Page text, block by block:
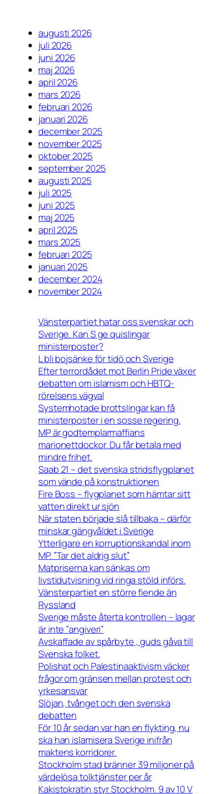
augusti 2026
juli 2026
juni 2026
maj 2026
april 2026
mars 2026
februari 2026
januari 2026
december 2025
november 2025
oktober 2025
september 2025
augusti 2025
juli 2025
juni 2025
maj 2025
april 2025
mars 2025
februari 2025
januari 2025
december 2024
november 2024
Vänsterpartiet hatar oss svenskar och
Sverige. Kan S ge quislingar
ministerposter?
L bli bojsänke för tidö och Sverige
Efter terrordådet mot Berlin Pride växer
debatten om islamism och HBTQ-
rörelsens vägval
Systemhotade brottslingar kan få
ministerposter i en sosse regering.
MP är godtemplarmaffians
marionettdockor. Du får betala med
mindre frihet.
Saab 21 – det svenska stridsflygplanet
som vände på konstruktionen
Fire Boss – flygplanet som hämtar sitt
vatten direkt ur sjön
När staten började slå tillbaka – därför
minskar gängvåldet i Sverige
Ytterligare en korruptionskandal inom
MP. ”Tar det aldrig slut”
Matpriserna kan sänkas om
livstidutvisning vid ringa stöld införs.
Vänsterpartiet en större fiende än
Ryssland
Sverige måste återta kontrollen – lagar
är inte ”angiveri”
Avskaffade av spårbyte , guds gåva till
Svenska folket.
Polishat och Palestinaaktivism väcker
frågor om gränsen mellan protest och
yrkesansvar
Slöjan, tvånget och den svenska
debatten
För 10 år sedan var han en flykting, nu
ska han islamisera Sverige inifrån
maktens korridorer.
Stockholm stad bränner 39 miljoner på
värdelösa tolktjänster per år
Kakistokratin styr Stockholm. 9 av 10 V